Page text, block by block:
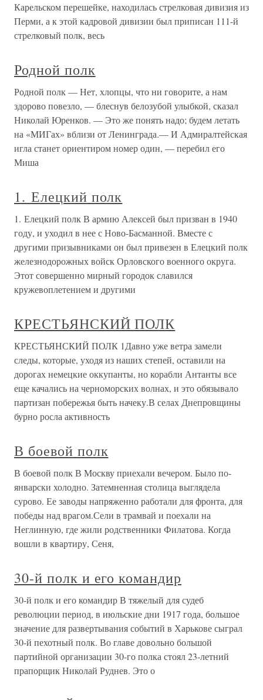
Карельском перешейке, находилась стрелковая дивизия из
Перми, а к этой кадровой дивизии был приписан 111-й
стрелковый полк, весь
Родной полк
Родной полк — Нет, хлопцы, что ни говорите, а нам
здорово повезло, — блеснув белозубой улыбкой, сказал
Николай Юренков. — Это же понять надо; будем летать
на «МИГах» вблизи от Ленинграда.— И Адмиралтейская
игла станет ориентиром номер один, — перебил его
Миша
1. Елецкий полк
1. Елецкий полк В армию Алексей был призван в 1940
году, и уходил в нее с Ново-Басманной. Вместе с
другими призывниками он был привезен в Елецкий полк
железнодорожных войск Орловского военного округа.
Этот совершенно мирный городок славился
кружевоплетением и другими
КРЕСТЬЯНСКИЙ ПОЛК
КРЕСТЬЯНСКИЙ ПОЛК 1Давно уже ветра замели
следы, которые, уходя из наших степей, оставили на
дорогах немецкие оккупанты, но корабли Антанты все
еще качались на черноморских волнах, и это обязывало
партизан побережья быть начеку.В селах Днепровщины
бурно росла активность
В боевой полк
В боевой полк В Москву приехали вечером. Было по-
январски холодно. Затемненная столица выглядела
сурово. Ее заводы напряженно работали для фронта, для
победы над врагом.Сели в трамвай и поехали на
Неглинную, где жили родственники Филатова. Когда
вошли в квартиру, Сеня,
30-й полк и его командир
30-й полк и его командир В тяжелый для судеб
революции период, в июльские дни 1917 года, большое
значение для развертывания событий в Харькове сыграл
30-й пехотный полк. Во главе довольно большой
партийной организации 30-го полка стоял 23-летний
прапорщик Николай Руднев. Это о